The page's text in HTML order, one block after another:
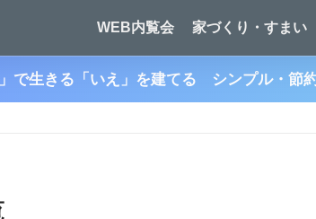
WEB内覧会 家づくり・すまい
」で生きる「いえ」を建てる シンプル・節